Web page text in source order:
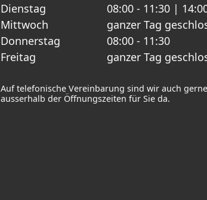
Dienstag
08:00 - 11:30 |
Mittwoch
ganzer Tag
Donnerstag
08:00 - 11:30
Freitag
ganzer Tag
Auf telefonische Vereinbarung sind wir auch gerne
ausserhalb der Öffnungszeiten für Sie da.